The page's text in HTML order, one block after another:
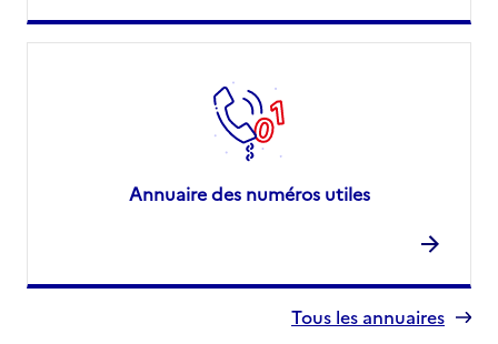
Annuaire des numéros utiles
Tous les annuaires